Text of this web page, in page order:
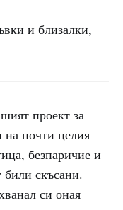
и близалки,
проект за
на почти целия
безпаричие и
скъсани.
си оная